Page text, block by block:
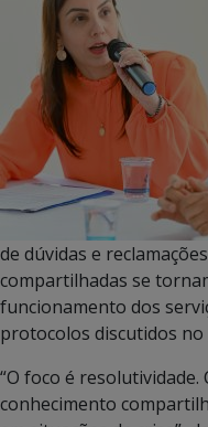
de dúvidas e
compartilhadas se
funcionamento dos
protocolos discutidos
“O foco é
conhecimento